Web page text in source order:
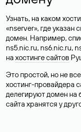
Узнать, на каком
«nserver», где
домен. Например,
ns5.nic.ru, ns6.nic.ru,
на хостинге сайтов
Это простой, но не
хостинг-провайдера
делегируют домен на
сайта хранятся у